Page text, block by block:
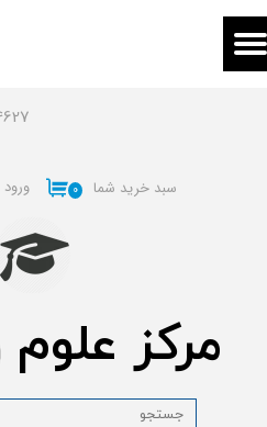
مرکز
۰ سبد خرید شما ورود
حساب کاربری من
خروج از حساب کاربری